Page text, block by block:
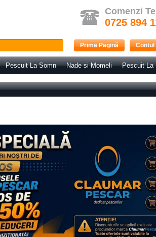
Comenzi
0725 894
Contul
Prima Pagină
Pescuit La Somn Nade si Momeli Pescuit La